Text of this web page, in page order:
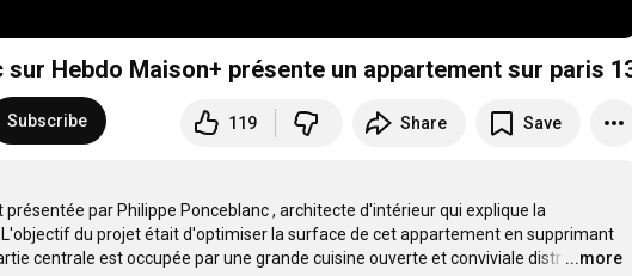
Hebdo Maison+ présente un appartement sur paris
Subscribe 119 Share Save
par Philippe Ponceblanc , architecte d'intérieur qui explique la
du projet était d'optimiser la surface de cet appartement en supprimant
centrale est occupée par une grande cuisine ouverte et conviviale distr …
...more